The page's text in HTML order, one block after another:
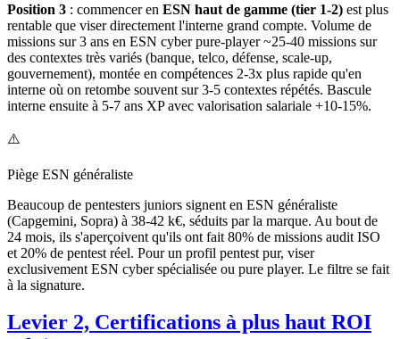
Position 3 : commencer en ESN haut de gamme (tier 1-2) est plus
rentable que viser directement l'interne grand compte. Volume de
missions sur 3 ans en ESN cyber pure-player ~25-40 missions sur
des contextes très variés (banque, telco, défense, scale-up,
gouvernement), montée en compétences 2-3x plus rapide qu'en
interne où on retombe souvent sur 3-5 contextes répétés. Bascule
interne ensuite à 5-7 ans XP avec valorisation salariale +10-15%.
⚠️
Piège ESN généraliste
Beaucoup de pentesters juniors signent en ESN généraliste
(Capgemini, Sopra) à 38-42 k€, séduits par la marque. Au bout de
24 mois, ils s'aperçoivent qu'ils ont fait 80% de missions audit ISO
et 20% de pentest réel. Pour un profil pentest pur, viser
exclusivement ESN cyber spécialisée ou pure player. Le filtre se fait
à la signature.
Levier 2, Certifications à plus haut ROI